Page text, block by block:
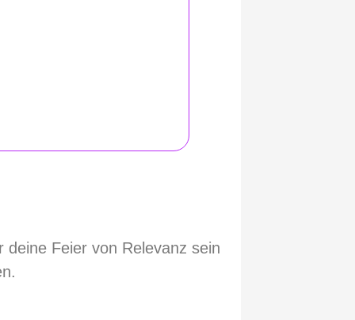
Feier von Relevanz sein